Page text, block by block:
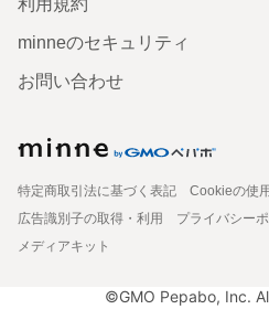
minneのセキュリティ
お問い合わせ
特定商取引法に基づく表記
Cookieの使
広告識別子の取得・利用
プライバシー
メディアキット
©GMO Pepabo, Inc.